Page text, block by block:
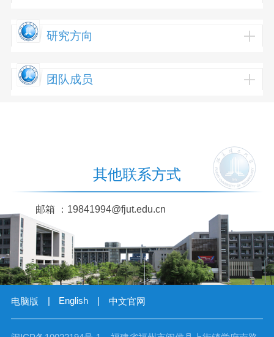
研究方向
团队成员
其他联系方式
邮箱 ： 19841994@fjut.edu.cn
电脑版 English 中文官网